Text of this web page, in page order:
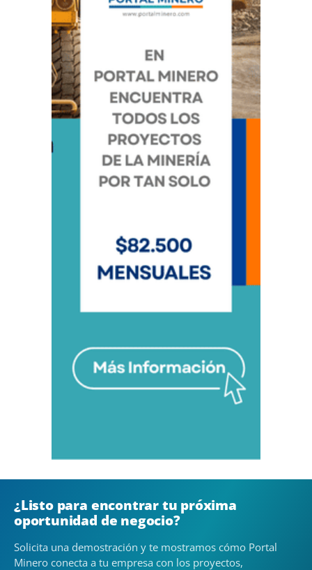
¿Listo para encontrar tu próxima
oportunidad de negocio?
Solicita una demostración y te mostramos cómo Portal
Minero conecta a tu empresa con los proyectos,